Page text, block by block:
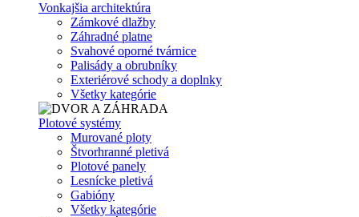
Vonkajšia architektúra
Zámkové dlažby
Záhradné platne
Svahové oporné tvárnice
Palisády a obrubníky
Exteriérové schody a doplnky
Všetky kategórie
Plotové systémy
Murované ploty
Štvorhranné pletivá
Plotové panely
Lesnícke pletivá
Gabióny
Všetky kategórie